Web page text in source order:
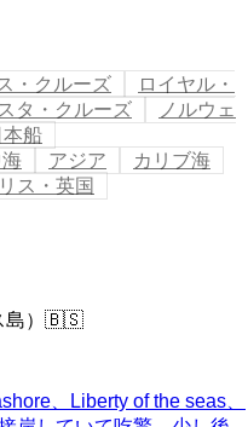
・クルーズ
ロイヤル・
タ・クルーズ
ノルウェ
本船
アジア
カリブ海
ス・英国
） 🇧🇸
、Liberty of the seas、